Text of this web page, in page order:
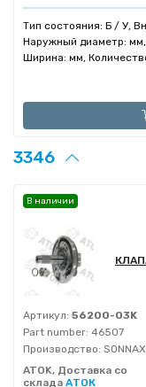
Тип состояния: Б / У,
Наружный диаметр:
Ширина: мм,
3346
Артикул: 56200-03K
Part number: 46507
Производство: SONNAX
ATOK, Доставка со
склада АТОК
В наличии